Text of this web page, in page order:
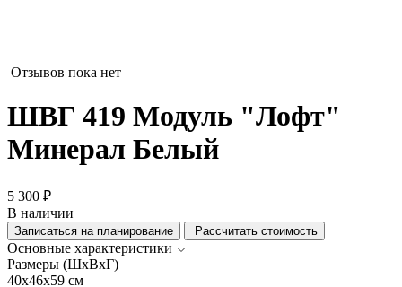
Отзывов пока нет
ШВГ 419 Модуль "Лофт"
Минерал Белый
5 300 ₽
В наличии
Записаться на планирование Рассчитать стоимость
Основные характеристики
Размеры (ШхВхГ)
40x46x59 см